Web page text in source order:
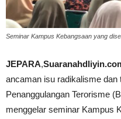
Seminar Kampus Kebangsaan yang
JEPARA,
ancaman isu radikalisme dan
Penanggulangan Terorisme
menggelar seminar Kampus